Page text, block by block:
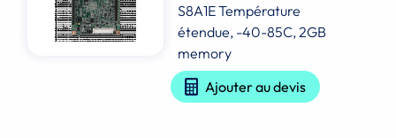
S8A1E Température
étendue, -40-85C, 2GB
memory
Ajouter au devis